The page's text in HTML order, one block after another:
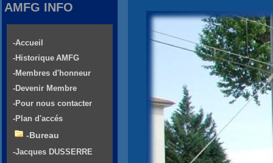
AMFG INFO
-Accueil
-Historique AMFG
-Membres d'honneur
-Devenir Membre
-Pour nous contacter
-Plan d'accés
-Bureau
-Jacques DUSSERRE